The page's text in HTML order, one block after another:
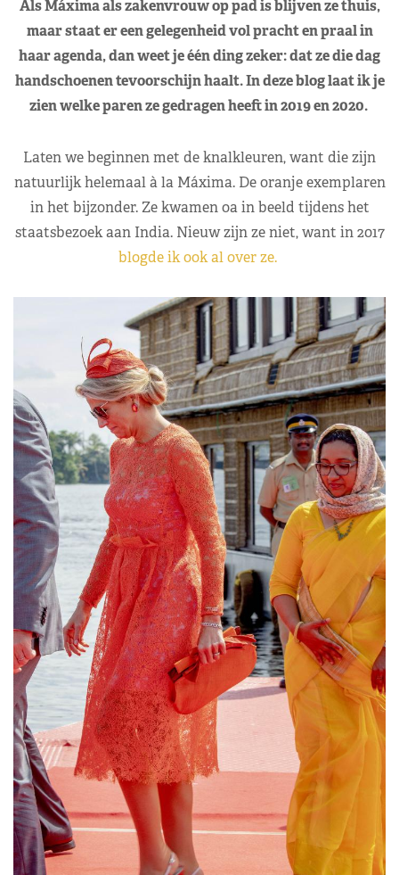
Als Máxima als zakenvrouw op pad is blijven ze thuis,
maar staat er een gelegenheid vol pracht en praal in
haar agenda, dan weet je één ding zeker: dat ze die dag
handschoenen tevoorschijn haalt. In deze blog laat ik je
zien welke paren ze gedragen heeft in 2019 en 2020.
Laten we beginnen met de knalkleuren, want die zijn
natuurlijk helemaal à la Máxima. De oranje exemplaren
in het bijzonder. Ze kwamen oa in beeld tijdens het
staatsbezoek aan India. Nieuw zijn ze niet, want in 2017
blogde ik ook al over ze.